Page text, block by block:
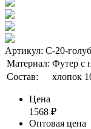
Артикул: С-20-
Материал: Футер с
Состав:
хлопок
Цена
1568 ₽
Оптовая цена